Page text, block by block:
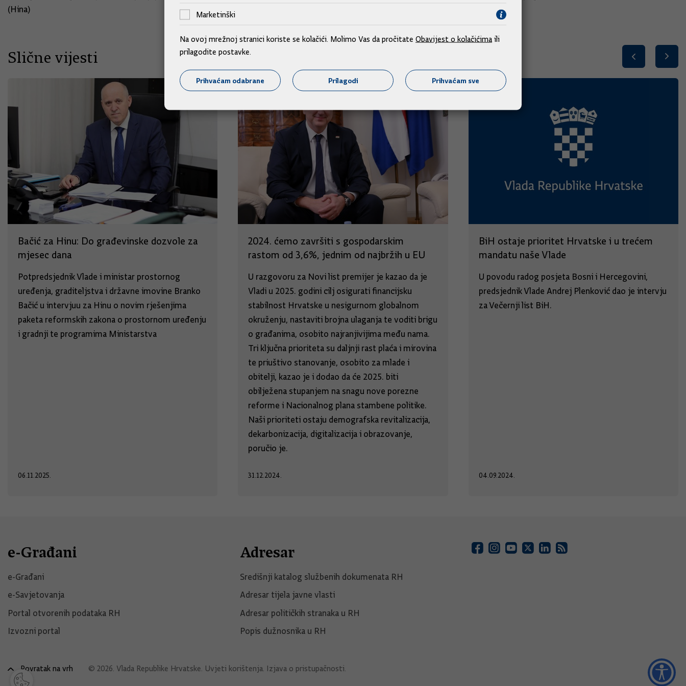
(Hina)
Slične vijesti
Bačić za Hinu: Do građevinske dozvole za
mjesec dana
Potpredsjednik Vlade i ministar prostornog
uređenja, graditeljstva i državne imovine Branko
Bačić u intervjuu za Hinu o novim rješenjima
paketa reformskih zakona o prostornom uređenju
i gradnji te programima Ministarstva
06.11.2025.
2024. ćemo završiti s gospodarskim
rastom od 3,6%, jednim od najbržih u EU
U razgovoru za Novi list premijer je kazao da je
Vladi u 2025. godini cilj osigurati financijsku
stabilnost Hrvatske u nesigurnom globalnom
okruženju, nastaviti brojna ulaganja te voditi brigu
o građanima, osobito najranjivijima među nama.
Tri ključna prioriteta su daljnji rast plaća i mirovina
te priuštivo stanovanje, osobito za mlade i
obitelji, kazao je i dodao da će 2025. biti
obilježena stupanjem na snagu nove porezne
reforme i Nacionalnog plana stambene politike.
Naši prioriteti ostaju demografska revitalizacija,
dekarbonizacija, digitalizacija i obrazovanje,
poručio je.
31.12.2024.
BiH ostaje prioritet Hrvatske i u trećem
mandatu naše Vlade
U povodu radog posjeta Bosni i Hercegovini,
predsjednik Vlade Andrej Plenković dao je intervju
za Večernji list BiH.
04.09.2024.
e-Građani
e-Građani
e-Savjetovanja
Portal otvorenih podataka RH
Izvozni portal
Adresar
Središnji katalog službenih dokumenata RH
Adresar tijela javne vlasti
Adresar političkih stranaka u RH
Popis dužnosnika u RH
Povratak na vrh © 2026. Vlada Republike Hrvatske. Uvjeti korištenja Izjava o pristupačnosti
Marketinški
Na ovoj mrežnoj stranici koriste se kolačići. Molimo Vas da pročitate Obavijest o kolačićima ili
prilagodite postavke.
Prihvaćam odabrane Prilagodi Prihvaćam sve